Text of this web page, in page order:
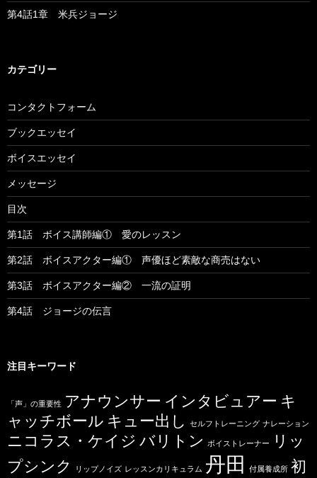
第4話1章 米兵ジョージ
カテゴリー
コンタクトフォーム
ブックエッセイ
ボイスエッセイ
メッセージ
目次
第1話 ボイス講師編① 愛のレッスン
第2話 ボイスアクター編① 声優ほど素敵な商売はない
第3話 ボイスアクター編② 一流の証明
第4話 ジョージの伝言
注目キーワード
「声」の重要性 アナウンサー インタビュアー キ
ャッチボール キュー出し セルフトレーニング ナレーション
ニコラス・ケイジ バリトン ボイストレーナー
リッ
プシンク
リップノイズ レッスンカリキュラム 丹田 付属養成所 初